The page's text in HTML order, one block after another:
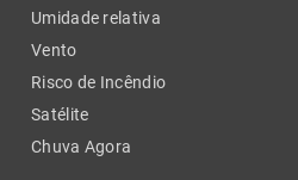
Umidade relativa
Vento
Risco de Incêndio
Satélite
Chuva Agora